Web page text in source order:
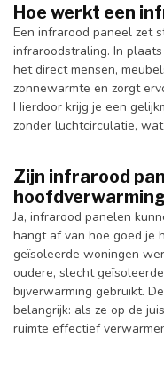
Hoe werkt een
Een infrarood paneel zet
infraroodstraling. In
het direct mensen,
zonnewarmte en zorgt
Hierdoor krijg je een
zonder luchtcirculatie,
Zijn infrarood
Ja, infrarood panelen
hangt af van hoe goed je
geïsoleerde woningen
oudere, slecht
bijverwarming gebruikt.
belangrijk: als ze op de
ruimte effectief